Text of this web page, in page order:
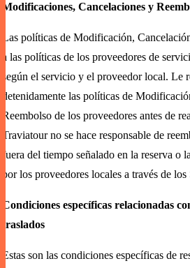
Modificaciones, Cancelaciones y
Las políticas de Modificación,
a las políticas de los proveedores de
según el servicio y el proveedor local. Le
detenidamente las políticas de
Reembolso de los proveedores antes de
Traviatour no se hace responsable de
fuera del tiempo señalado en la reserva o
por los proveedores locales a través de
Condiciones específicas relacionadas
traslados
Estas son las condiciones específicas de